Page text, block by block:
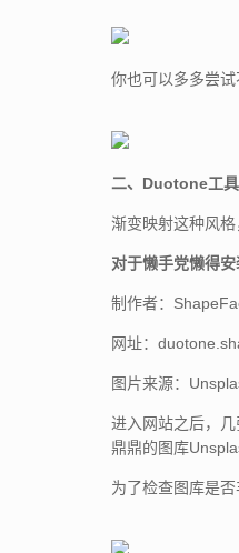
你也可以多多尝
二、Duotone工具
渐变映射这种风
对于懒手党懒得
制作者：
网址：
图片来源：
进入网站之后，
鼎鼎的图库
为了检查图库是否